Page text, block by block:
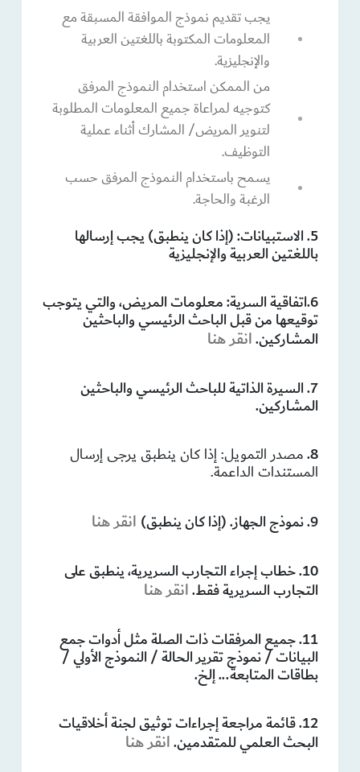
يجب تقديم نموذج الموافقة المسبقة مع
المعلومات المكتوبة باللغتين العربية
والإنجليزية.
من الممكن استخدام النموذج المرفق
كتوجيه لمراعاة جميع المعلومات المطلوبة
لتنوير المريض/ المشارك أثناء عملية
التوظيف.
يسمح باستخدام النموذج المرفق حسب
الرغبة والحاجة.
5. الاستبيانات: (إذا كان ينطبق) يجب إرسالها
باللغتين العربية والإنجليزية
6.اتفاقية السرية: معلومات المريض، والتي يتوجب
توقيعها من قبل الباحث الرئيسي والباحثين
المشاركين.انقر هنا
7. السيرة الذاتية للباحث الرئيسي والباحثين
المشاركين.
8. مصدر التمويل: إذا كان ينطبق يرجى إرسال
المستندات الداعمة.
9. نموذج الجهاز. (إذا كان ينطبق)
انقر هنا
10. خطاب إجراء التجارب السريرية، ينطبق على
التجارب السريرية فقط.انقر هنا
11. جميع المرفقات ذات الصلة مثل أدوات جمع
البيانات / نموذج تقرير الحالة / النموذج الأولي /
بطاقات المتابعة... إلخ.
12. قائمة مراجعة إجراءات توثيق لجنة أخلاقيات
البحث العلمي للمتقدمين.انقر هنا